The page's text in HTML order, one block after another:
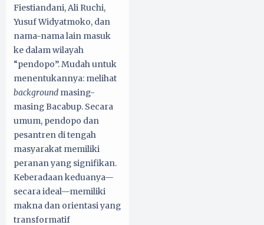
Fiestiandani, Ali Ruchi,
Yusuf Widyatmoko, dan
nama-nama lain masuk
ke dalam wilayah
“pendopo”. Mudah untuk
menentukannya: melihat
background masing-
masing Bacabup. Secara
umum, pendopo dan
pesantren di tengah
masyarakat memiliki
peranan yang signifikan.
Keberadaan keduanya—
secara ideal—memiliki
makna dan orientasi yang
transformatif